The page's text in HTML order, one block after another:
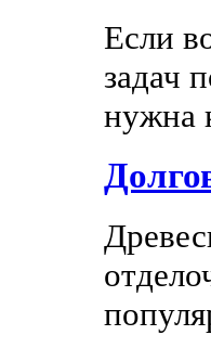
Если
задач
нужна